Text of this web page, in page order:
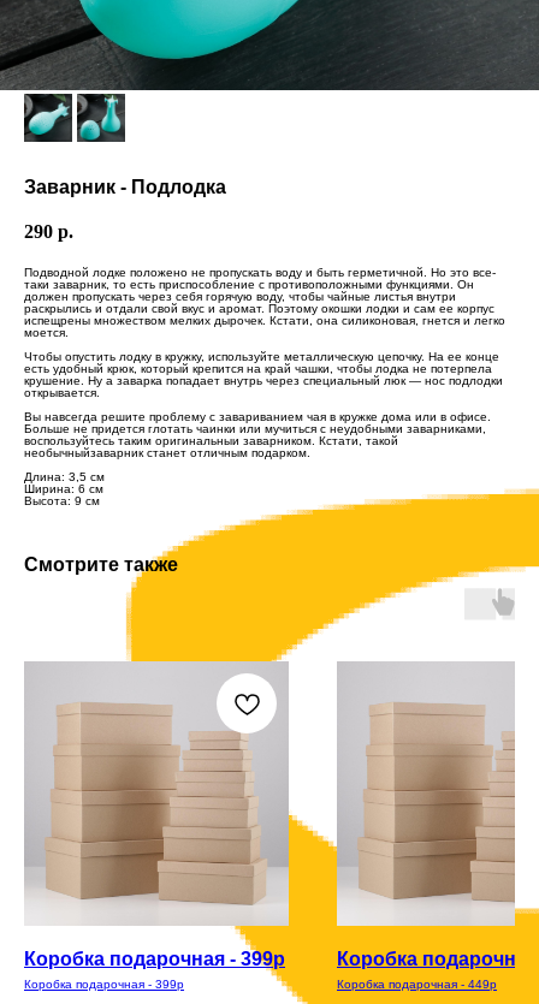
Заварник - Подлодка
290 р.
Подводной лодке положено не пропускать воду и быть герметичной. Но это все-
таки заварник, то есть приспособление с противоположными функциями. Он
должен пропускать через себя горячую воду, чтобы чайные листья внутри
раскрылись и отдали свой вкус и аромат. Поэтому окошки лодки и сам ее корпус
испещрены множеством мелких дырочек. Кстати, она силиконовая, гнется и легко
моется.
Чтобы опустить лодку в кружку, используйте металлическую цепочку. На ее конце
есть удобный крюк, который крепится на край чашки, чтобы лодка не потерпела
крушение. Ну а заварка попадает внутрь через специальный люк — нос подлодки
открывается.
Вы навсегда решите проблему с завариванием чая в кружке дома или в офисе.
Больше не придется глотать чаинки или мучиться с неудобными заварниками,
воспользуйтесь таким оригинальныи заварником. Кстати, такой
необычныйзаварник станет отличным подарком.
Длина: 3,5 см
Ширина: 6 см
Высота: 9 см
Смотрите также
Коробка подарочная - 399р
Коробка подарочная - 399р
Коробка
Коробка подарочная - 449р